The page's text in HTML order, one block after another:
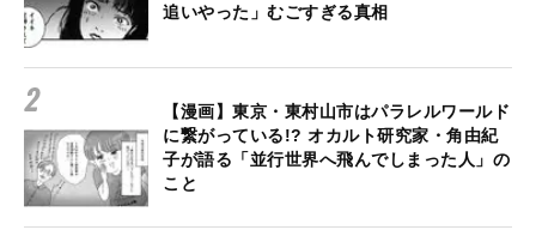
追いやった」むごすぎる真相
【漫画】東京・東村山市はパラレルワールド
に繋がっている!? オカルト研究家・角由紀
子が語る「並行世界へ飛んでしまった人」の
こと